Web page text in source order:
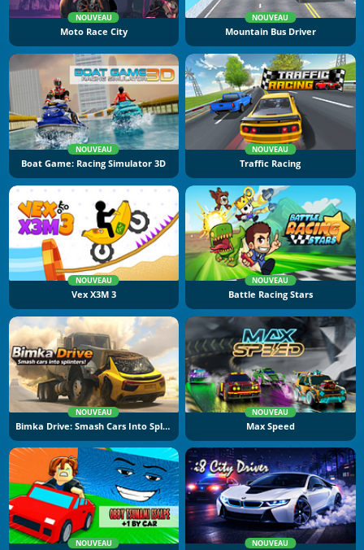
NOUVEAU
Moto Race City
NOUVEAU
Mountain Bus Driver
NOUVEAU
Boat Game: Racing Simulator 3D
NOUVEAU
Traffic Racing
NOUVEAU
Vex X3M 3
NOUVEAU
Battle Racing Stars
NOUVEAU
Bimka Drive: Smash Cars Into Splinters
NOUVEAU
Max Speed
NOUVEAU NOUVEAU